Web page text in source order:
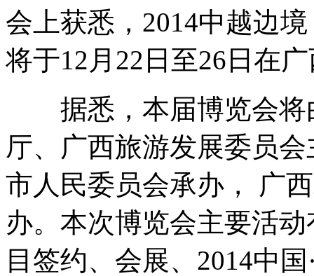
会上获悉，2014中越边
将于12月22日至26日在
据悉，本届博览会将
厅、广西旅游发展委员
市人民委员会承办， 广
办。本次博览会主要活
目签约、会展、2014中